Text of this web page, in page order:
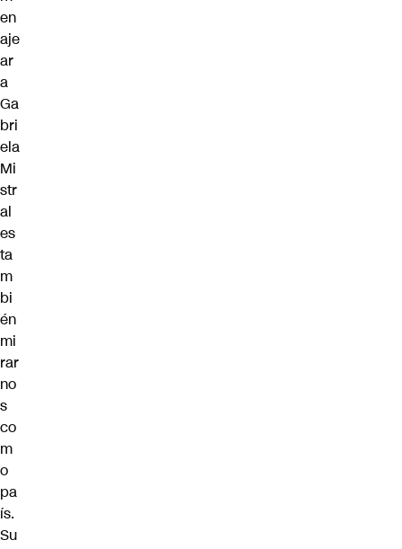
en
aje
ar
a
Ga
bri
ela
Mi
str
al
es
ta
m
bi
én
mi
rar
no
s
co
m
o
pa
ís.
Su